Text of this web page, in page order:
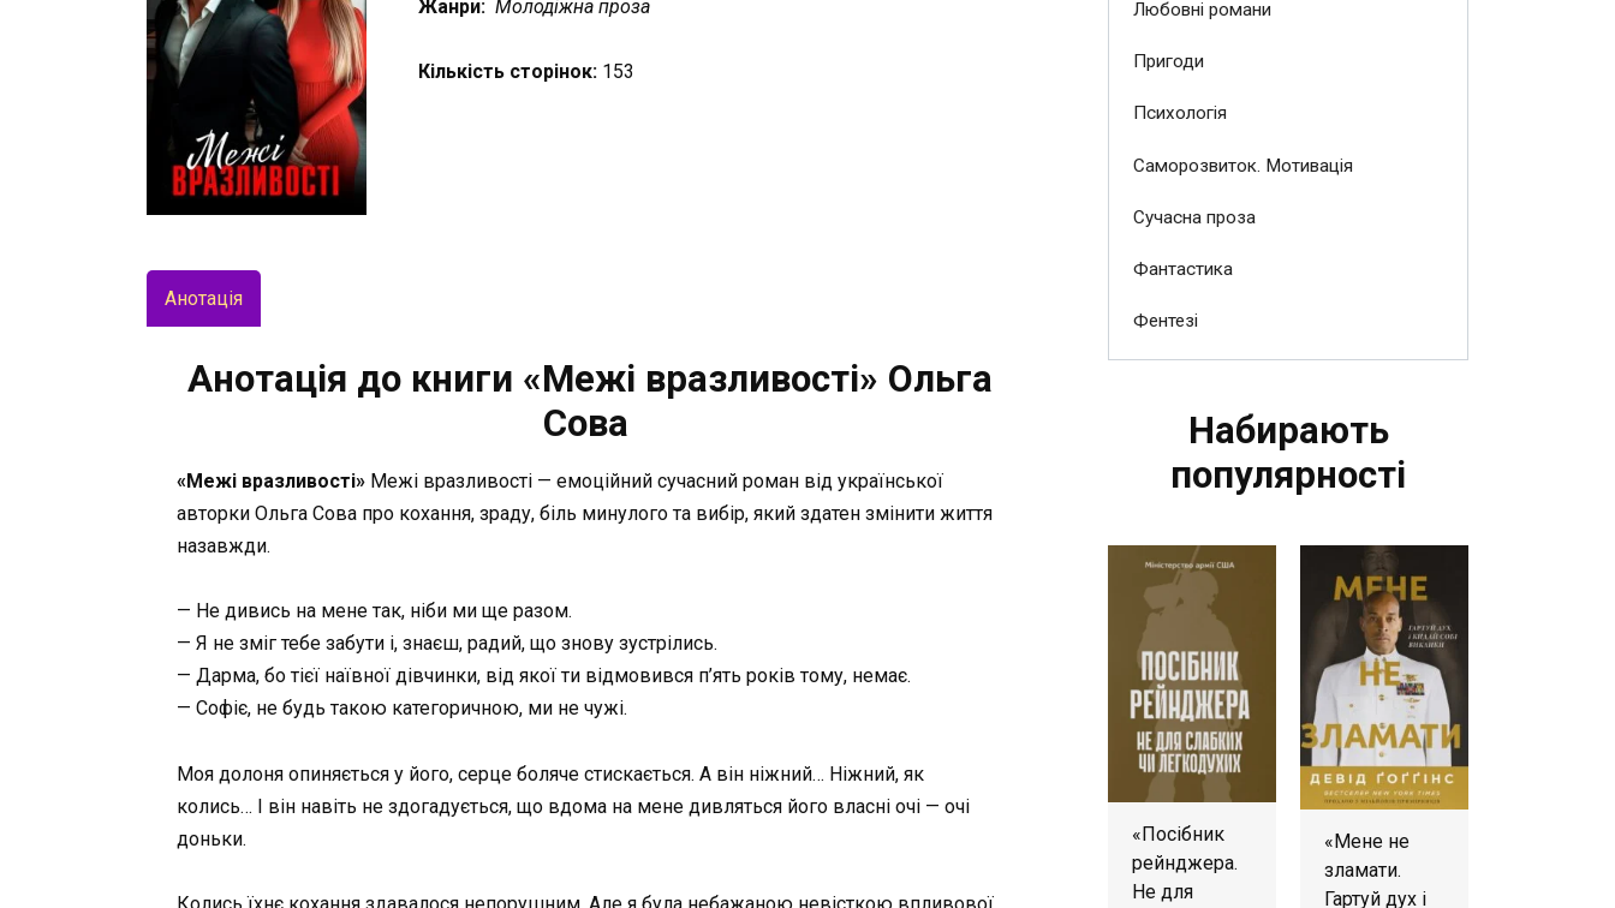
Жанри: Молодіжна проза
Кількість сторінок: 153
Анотація
Анотація до книги «Межі вразливості» Ольга
Сова
«Межі вразливості» Межі вразливості — емоційний сучасний роман від української
авторки Ольга Сова про кохання, зраду, біль минулого та вибір, який здатен змінити життя
назавжди.
— Не дивись на мене так, ніби ми ще разом.
— Я не зміг тебе забути і, знаєш, радий, що знову зустрілись.
— Дарма, бо тієї наївної дівчинки, від якої ти відмовився п’ять років тому, немає.
— Софіє, не будь такою категоричною, ми не чужі.
Моя долоня опиняється у його, серце боляче стискається. А він ніжний… Ніжний, як
колись… І він навіть не здогадується, що вдома на мене дивляться його власні очі — очі
доньки.
Любовні романи
Пригоди
Психологія
Саморозвиток. Мотивація
Сучасна проза
Фантастика
Фентезі
Набирають
популярності
«Посібник
рейнджера.
Не для
«Мене не
зламати.
Гартуй дух і